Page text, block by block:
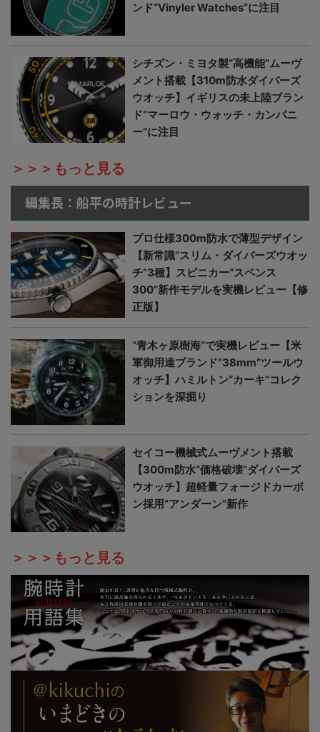
ンド“Vinyler Watches”に注目
シチズン・ミヨタ製“高機能”ムーヴ
メント搭載【310m防水ダイバーズ
ウオッチ】イギリスの未上陸ブラン
ド“マーロウ・ウォッチ・カンパニ
ー”に注目
＞＞＞もっと見る
編集長：船平の時計レビュー
プロ仕様300m防水で薄型デザイン
【新常識“スリム・ダイバーズウオッ
チ”3種】スピニカー“スペンス
300”新作モデルを実機レビュー【修
正版】
“青木ヶ原樹海”で実機レビュー【米
軍御用達ブランド“38mm”ツールウ
オッチ】ハミルトン“カーキ”コレク
ションを深掘り
セイコー機械式ムーヴメント搭載
【300m防水“価格破壊”ダイバーズ
ウオッチ】超軽量フォージドカーボ
ン採用“アンダーン”新作
＞＞＞もっと見る